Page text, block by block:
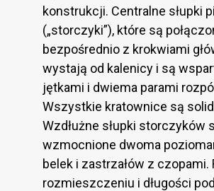
konstrukcji. Centralne słupki
(„storczyki”), które są
bezpośrednio z krokwiami
wystają od kalenicy i są
jętkami i dwiema parami
Wszystkie kratownice są
Wzdłużne słupki storczyków
wzmocnione dwoma
belek i zastrzałów z czopami.
rozmieszczeniu i długości